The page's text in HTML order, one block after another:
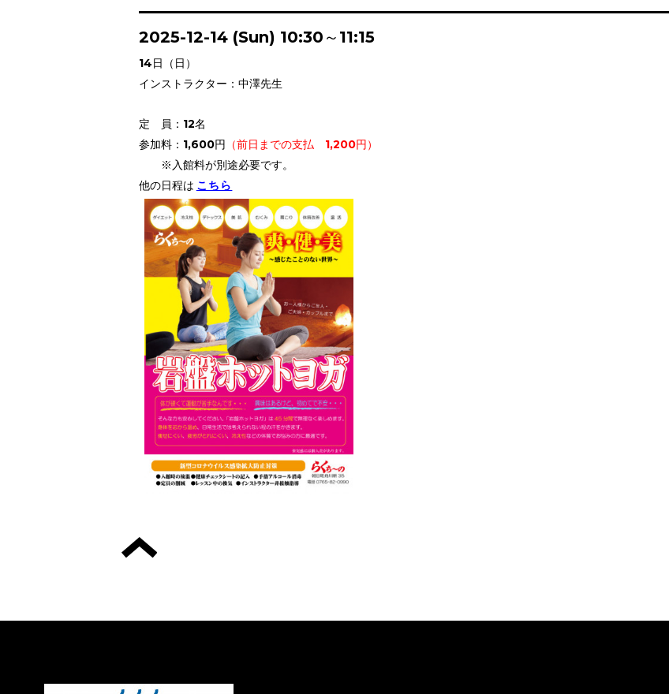
2025-12-14 (Sun) 10:30～11:15
14日（日）
インストラクター：中澤先生
定 員：12名
参加料：1,600円 （前日までの支払 1,200円）
※入館料が別途必要です。
他の日程は こちら